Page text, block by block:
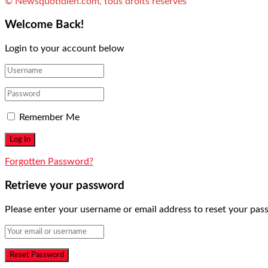
Welcome Back!
Login to your account below
Remember Me
Forgotten Password?
Retrieve your password
Please enter your username or email address to reset your